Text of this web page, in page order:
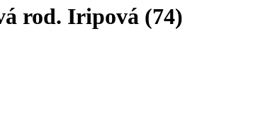
rod. Iripová (74)